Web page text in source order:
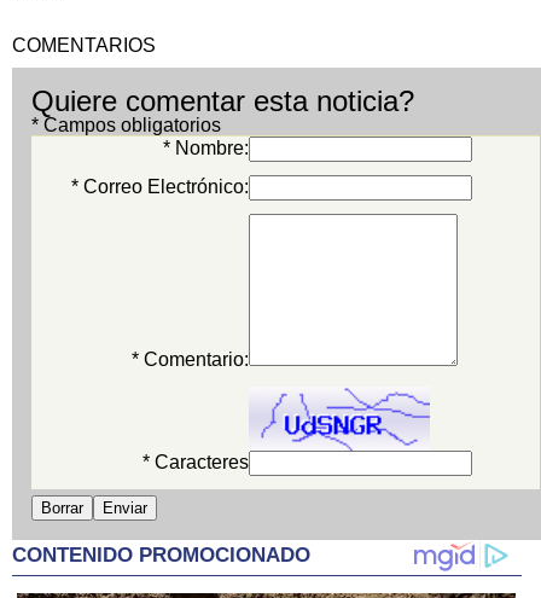
COMENTARIOS
Quiere comentar esta noticia?
* Campos obligatorios
* Nombre:
* Correo Electrónico:
* Comentario:
* Caracteres